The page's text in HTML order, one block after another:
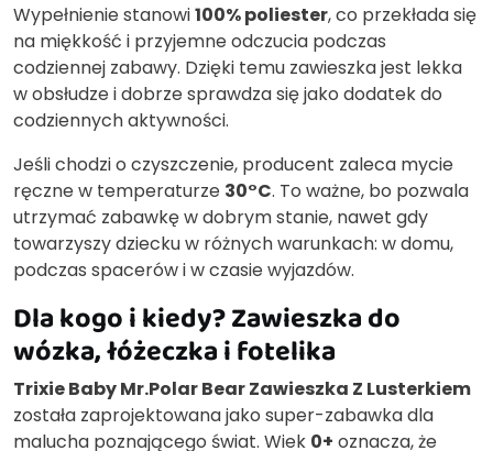
Wypełnienie stanowi100% poliester, co przekłada się
na miękkość i przyjemne odczucia podczas
codziennej zabawy. Dzięki temu zawieszka jest lekka
w obsłudze i dobrze sprawdza się jako dodatek do
codziennych aktywności.
Jeśli chodzi o czyszczenie, producent zaleca mycie
ręczne w temperaturze 30°C. To ważne, bo pozwala
utrzymać zabawkę w dobrym stanie, nawet gdy
towarzyszy dziecku w różnych warunkach: w domu,
podczas spacerów i w czasie wyjazdów.
Dla kogo i kiedy? Zawieszka do
wózka, łóżeczka i fotelika
Trixie Baby Mr.Polar Bear Zawieszka Z Lusterkiem
została zaprojektowana jako super-zabawka dla
malucha poznającego świat. Wiek 0+ oznacza, że